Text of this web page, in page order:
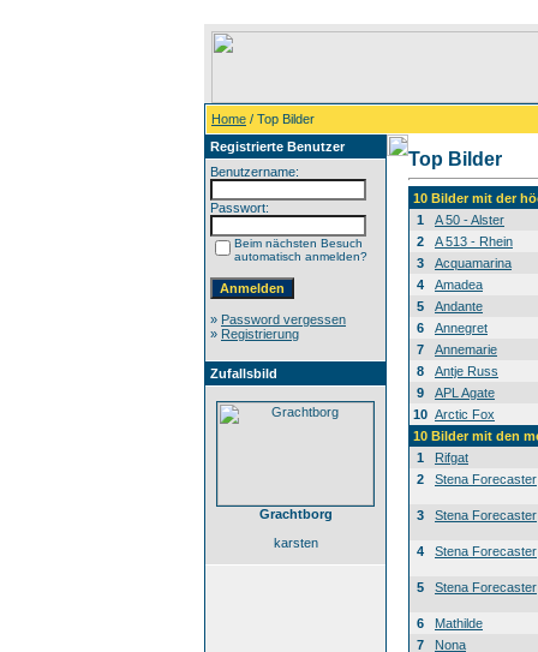
Home / Top Bilder
Registrierte Benutzer
Benutzername:
Passwort:
Beim nächsten Besuch
automatisch anmelden?
» Password vergessen
» Registrierung
Zufallsbild
Grachtborg
karsten
Top Bilder
10 Bilder mit der
1
A 50 - Alster
2
A 513 - Rhein
3
Acquamarina
4
Amadea
5
Andante
6
Annegret
7
Annemarie
8
Antje Russ
9
APL Agate
10 Arctic Fox
10 Bilder mit den
1
Rifgat
2
Stena Forecaster
3 Stena Forecaster
4 Stena Forecaster
5 Stena Forecaster
6
Mathilde
7
Nona